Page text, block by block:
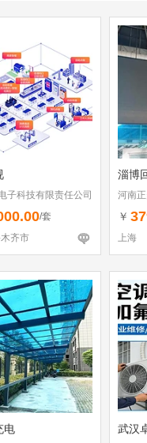
子科技有限责任公司
/套
齐市
淄博
河南
￥
上海
电 武汉